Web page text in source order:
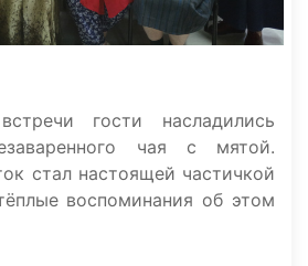
гости насладились
чая с мятой.
стал настоящей частичкой
воспоминания об этом